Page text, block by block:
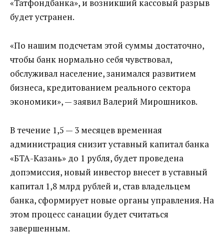
«Татфондбанка», и возникший кассовый разрыв
будет устранен.
«По нашим подсчетам этой суммы достаточно,
чтобы банк нормально себя чувствовал,
обслуживал население, занимался развитием
бизнеса, кредитованием реального сектора
экономики», — заявил Валерий Мирошников.
В течение 1,5 — 3 месяцев временная
администрация снизит уставный капитал банка
«БТА-Казань» до 1 рубля, будет проведена
допэмиссия, новый инвестор внесет в уставный
капитал 1,8 млрд рублей и, став владельцем
банка, сформирует новые органы управления. На
этом процесс санации будет считаться
завершенным.